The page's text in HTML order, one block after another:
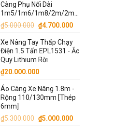
Càng Phụ Nối Dài
1m5/1m6/1m8/2m/2m2/2m5/3m
₫5.000.000 Giá
là:
₫5.000.000.
₫4.700.000Giá
tại
là:
Xe Nâng Tay Thấp Chạy
Điện 1.5 Tấn EPL1531 - Ắc
Quy Lithium Rời
₫20.000.000
Áo Càng Xe Nâng 1.8m -
Rộng 110/130mm [Thép
6mm]
₫5.300.000 Giá
₫5.000.000Giá